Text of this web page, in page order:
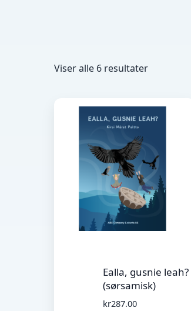
Viser alle 6 resultaterSortert
Ealla, gusnie leah?
(sørsamisk)
kr287.00